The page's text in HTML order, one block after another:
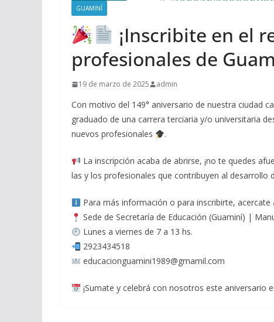
GUAMINÍ
¡Inscribite en el
profesionales de
19 de marzo de 2025 admin
Con motivo del 149° aniversario de nuestra ciudad
graduado de una carrera terciaria y/o universitaria
nuevos profesionales
.
La inscripción acaba de abrirse, ¡no te quedes
las y los profesionales que contribuyen al desarrollo
Para más información o para inscribirte, acercate
Sede de Secretaría de Educación (Guaminí) |
Lunes a viernes de 7 a 13 hs.
2923434518
educacionguamini1989@gmamil.com
¡Sumate y celebrá con nosotros este aniversario